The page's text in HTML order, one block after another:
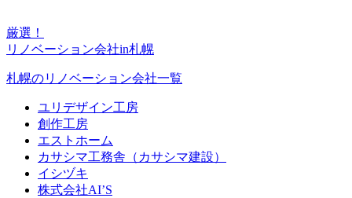
厳選！
リノベーション会社in札幌
札幌のリノベーション会社一覧
ユリデザイン工房
創作工房
エストホーム
カサシマ工務舎（カサシマ建設）
イシヅキ
株式会社AI’S